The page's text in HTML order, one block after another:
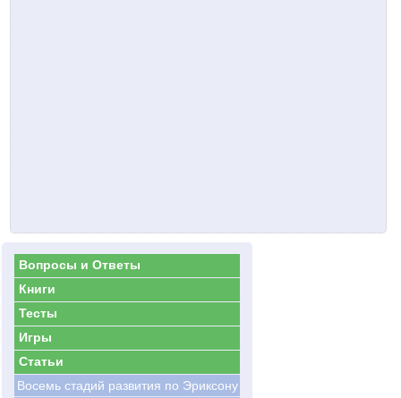
Вопросы и Ответы
Книги
Тесты
Игры
Статьи
Восемь стадий развития по Эриксону